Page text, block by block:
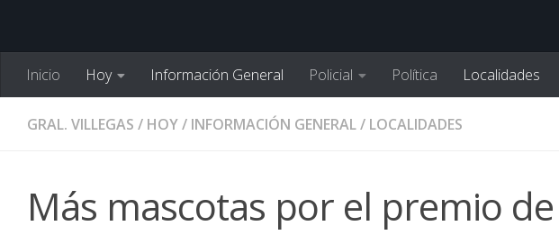
Inicio Hoy Información General Policial Política Localidades
GRAL. VILLEGAS / HOY/ INFORMACIÓN GENERAL/ LOCALIDADES
Más mascotas por el premio